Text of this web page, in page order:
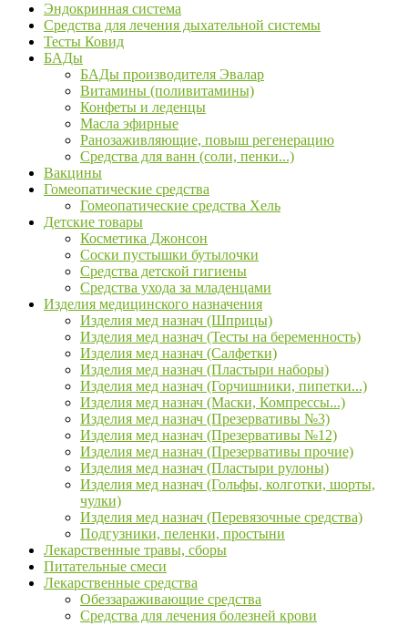
Эндокринная система
Средства для лечения дыхательной системы
Тесты Ковид
БАДы
БАДы производителя Эвалар
Витамины (поливитамины)
Конфеты и леденцы
Масла эфирные
Ранозаживляющие, повыш регенерацию
Средства для ванн (соли, пенки...)
Вакцины
Гомеопатические средства
Гомеопатические средства Хель
Детские товары
Косметика Джонсон
Соски пустышки бутылочки
Средства детской гигиены
Средства ухода за младенцами
Изделия медицинского назначения
Изделия мед назнач (Шприцы)
Изделия мед назнач (Тесты на беременность)
Изделия мед назнач (Салфетки)
Изделия мед назнач (Пластыри наборы)
Изделия мед назнач (Горчишники, пипетки...)
Изделия мед назнач (Маски, Компрессы...)
Изделия мед назнач (Презервативы №3)
Изделия мед назнач (Презервативы №12)
Изделия мед назнач (Презервативы прочие)
Изделия мед назнач (Пластыри рулоны)
Изделия мед назнач (Гольфы, колготки, шорты,
чулки)
Изделия мед назнач (Перевязочные средства)
Подгузники, пеленки, простыни
Лекарственные травы, сборы
Питательные смеси
Лекарственные средства
Обеззараживающие средства
Средства для лечения болезней крови